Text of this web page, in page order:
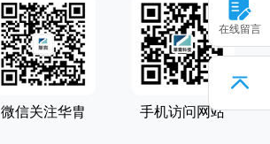
微信关注华胄 手机访问网站
在线留言